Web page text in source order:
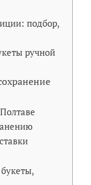
подбор,
ручной